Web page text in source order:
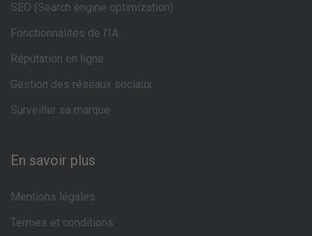
SEO (Search engine optimization)
Fonctionnalités de l'IA
Réputation en ligne
Gestion des réseaux sociaux
Surveiller sa marque
En savoir plus
Mentions légales
Termes et conditions